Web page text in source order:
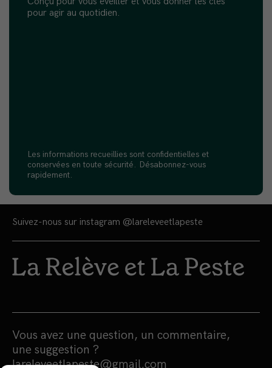
pour agir au quotidien.
Les informations recueillies sont confidentielles et
conservées en toute sécurité. Désabonnez-vous
rapidement.
Suivez-nous sur instagram @lareleveetlapeste
Vous avez une question, un commentaire,
une suggestion ?
lareleveetlapeste@gmail.com